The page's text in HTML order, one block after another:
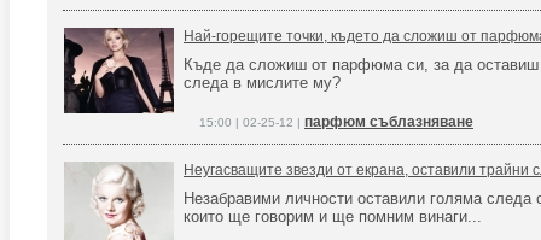
Най-горещите точки, където да сложиш от
Къде да сложиш от парфюма си, за да оставиш
следа в мислите му?
15:00 | 02-25-12 | парфюм съблазняване
Неугасващите звезди от екрана, оставили трайни
Незабравими личности оставили голяма следа
които ще говорим и ще помним винаги...